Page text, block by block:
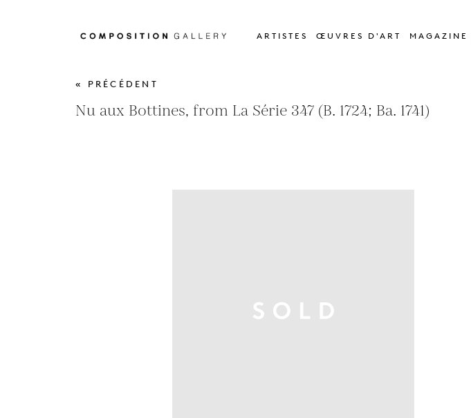
ARTISTES ŒUVRES D'ART MAGAZINE
« PRÉCÉDENT
Nu aux Bottines, from La Série 347 (B. 1724; Ba. 1741)